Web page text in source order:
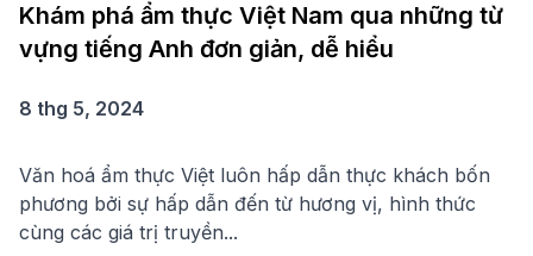
Khám phá ẩm thực Việt Nam qua những từ
vựng tiếng Anh đơn giản, dễ hiểu
8 thg 5, 2024
Văn hoá ẩm thực Việt luôn hấp dẫn thực khách bốn
phương bởi sự hấp dẫn đến từ hương vị, hình thức
cùng các giá trị truyền...